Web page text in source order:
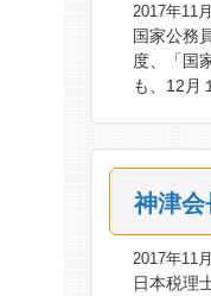
2017年11
国家公務
度、「国
も、12月
神津会
2017年11
日本税理